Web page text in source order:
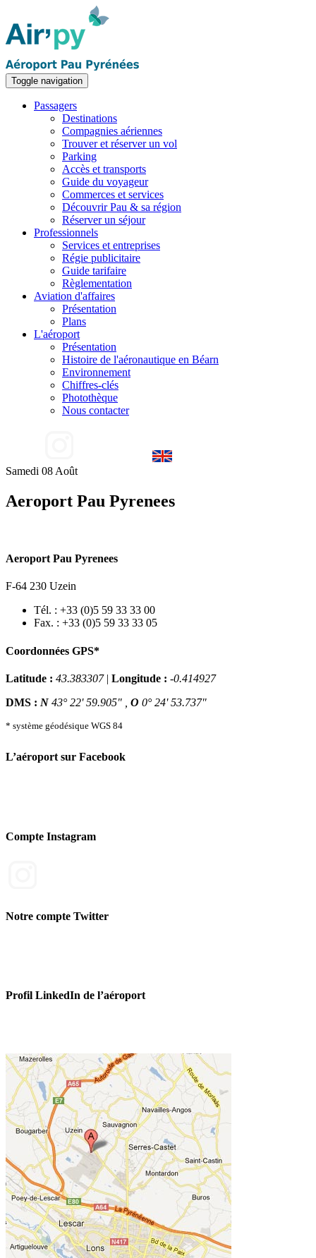
Toggle navigation
Passagers
Destinations
Compagnies aériennes
Trouver et réserver un vol
Parking
Accès et transports
Guide du voyageur
Commerces et services
Découvrir Pau & sa région
Réserver un séjour
Professionnels
Services et entreprises
Régie publicitaire
Guide tarifaire
Règlementation
Aviation d'affaires
Présentation
Plans
L'aéroport
Présentation
Histoire de l'aéronautique en Béarn
Environnement
Chiffres-clés
Photothèque
Nous contacter
Samedi 08 Août
Aeroport Pau Pyrenees
Aeroport Pau Pyrenees
F-64 230 Uzein
Tél. : +33 (0)5 59 33 33 00
Fax. : +33 (0)5 59 33 33 05
Coordonnées GPS*
Latitude : 43.383307| Longitude : -0.414927
DMS : N 43° 22' 59.905" , O 0° 24' 53.737"
* système géodésique WGS 84
L’aéroport sur Facebook
Compte Instagram
Notre compte Twitter
Profil LinkedIn de l’aéroport